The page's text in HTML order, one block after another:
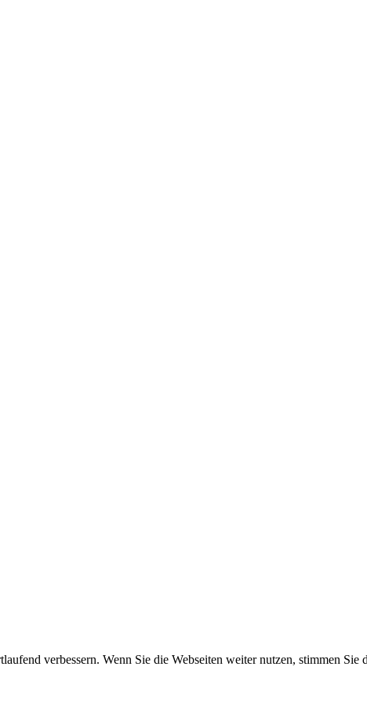
verbessern. Wenn Sie die Webseiten weiter nutzen, stimmen